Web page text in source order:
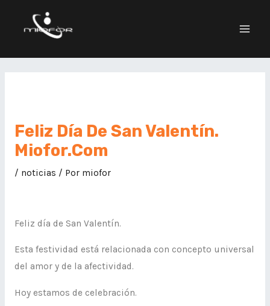
Feliz Día De San Valentín.
Miofor.com
/ noticias / Por miofor
Feliz día de San Valentín.
Esta festividad está relacionada con concepto universal
del amor y de la afectividad.
Hoy estamos de celebración.